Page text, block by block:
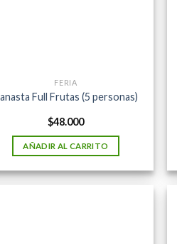
FERIA
Full Frutas (5 personas)
$48.000
AÑADIR AL CARRITO